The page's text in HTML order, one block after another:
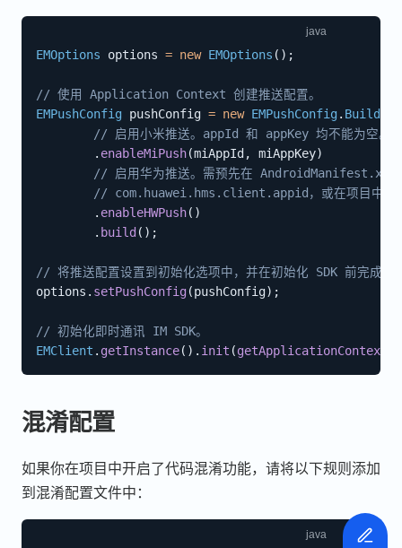
EMOptions options = new EMOptions ( ) ;
// 使用 Application Context 创建推送配置。
EMPushConfig pushConfig = new EMPushConfig. Builder
// 启用小米推送。appId 和 appKey 均不能为空。
. enableMiPush(miAppId , miAppKey)
// 启用华为推送。需预先在 AndroidManifest.xml
// com.huawei.hms.client.appid，或在项目中
. enableHWPush( )
. build ( ) ;
// 将推送配置设置到初始化选项中，并在初始化 SDK 前完成配
options . setPushConfig(pushConfig) ;
// 初始化即时通讯 IM SDK。
EMClient . getInstance( ) . init (getApplicationContext
混淆配置
如果你在项目中开启了代码混淆功能，请将以下规则添加
到混淆配置文件中：